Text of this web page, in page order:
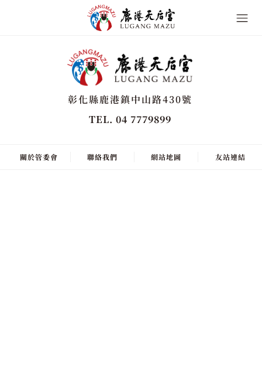
彰化縣鹿港鎮中山路430號
TEL. 04 7779899
關於管委會 聯絡我們 網站地圖 友站連結